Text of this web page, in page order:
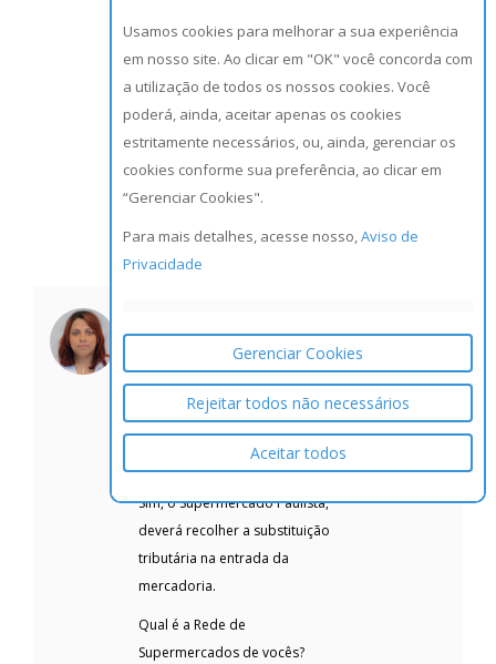
Um supermercado de SP que
compra do PR, saquinhos de
pururuca pronta para
revender. Deve recolher St
sobre a entrada e vender ST p/
consumidor final?
desde já agradeço,
em Mai 09 2017 at 06:30
Olá Mariana Podovam - Seja
Bem Vinda ao Cosmos
Sim, o Supermercado Paulista,
deverá recolher a substituição
tributária na entrada da
mercadoria.
Qual é a Rede de
Supermercados de vocês?
+1
Usamos cookies para melhorar a sua experiência
em nosso site. Ao clicar em "OK" você concorda com
a utilização de todos os nossos cookies. Você
poderá, ainda, aceitar apenas os cookies
estritamente necessários, ou, ainda, gerenciar os
cookies conforme sua preferência, ao clicar em
“Gerenciar Cookies".
Para mais detalhes, acesse nosso,Aviso de
Privacidade
Gerenciar Cookies
Rejeitar todos não necessários
Aceitar todos